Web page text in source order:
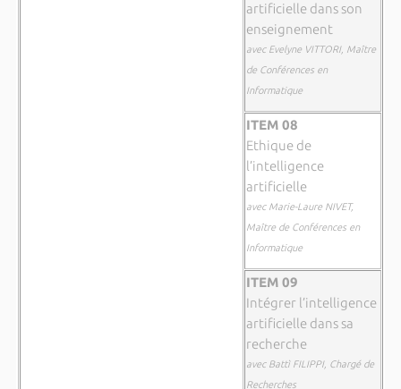
artificielle dans son
enseignement
avec Evelyne VITTORI, Maître
de Conférences en
Informatique
ITEM 08
Ethique de
l’intelligence
artificielle
avec Marie-Laure NIVET,
Maître de Conférences en
Informatique
ITEM 09
Intégrer l’intelligence
artificielle dans sa
recherche
avec Battì FILIPPI, Chargé de
Recherches